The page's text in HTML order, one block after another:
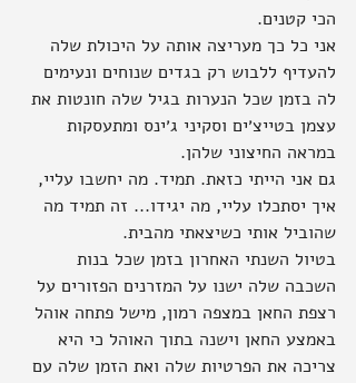
הכי קטנים.
אני כל כך מעריצה אותה על היכולת שלה
להעדיף ללבוש רק בגדים שנוחים ונעימים
לה בזמן שכל הנערות בגיל שלה חונטות את
עצמן בטייצ׳ים וסקיני ג׳ינס ומתעסקות
במראה החיצוני שלהן.
גם אני הייתי כזאת. תמיד. מה יחשבו עליי,
איך יסתכלו עליי, מה יגידו... זה תמיד מה
שהוביל אותי כשיצאתי מהבית.
בטיול השנתי האחרון בזמן שכל בנות
השכבה שלה ישנו על המזרנים הפזורים על
רצפת החאן במצפה רמון, מישל פתחה אוהל
באמצע החאן וישנה בתוך האוהל כי היא
צריכה את הפרטיות שלה ואת הזמן שלה עם